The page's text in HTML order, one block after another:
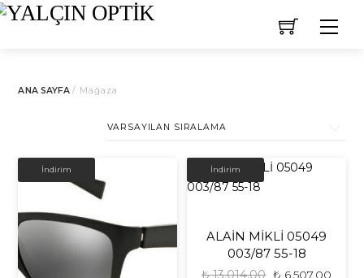
Skip
ANA SAYFA/ Mağaza
İndirim İndirim İNDIRIM!
ALAİN MİKLİ 05049
003/87 55-18
₺13.014,00 ₺ 6.507,00